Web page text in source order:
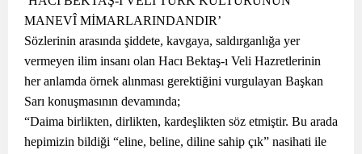
MANEVÎ MİMARLARINDANDIR’
Sözlerinin arasında şiddete, kavgaya, saldırganlığa yer
vermeyen ilim insanı olan Hacı Bektaş-ı Veli Hazretlerinin
her anlamda örnek alınması gerektiğini vurgulayan Başkan
Sarı konuşmasının devamında;
“Daima birlikten, dirlikten, kardeşlikten söz etmiştir. Bu arada
hepimizin bildiği “eline, beline, diline sahip çık” nasihati ile